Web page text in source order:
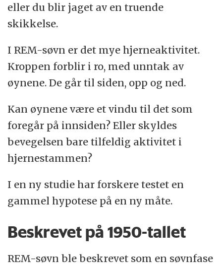
eller du blir jaget av en truende
skikkelse.
I REM-søvn er det mye hjerneaktivitet.
Kroppen forblir i ro, med unntak av
øynene. De går til siden, opp og ned.
Kan øynene være et vindu til det som
foregår på innsiden? Eller skyldes
bevegelsen bare tilfeldig aktivitet i
hjernestammen?
I en ny studie har forskere testet en
gammel hypotese på en ny måte.
Beskrevet på 1950-tallet
REM-søvn ble beskrevet som en søvnfase